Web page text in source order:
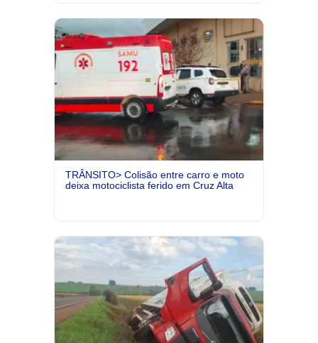
TRÂNSITO> Colisão entre carro e moto
deixa motociclista ferido em Cruz Alta